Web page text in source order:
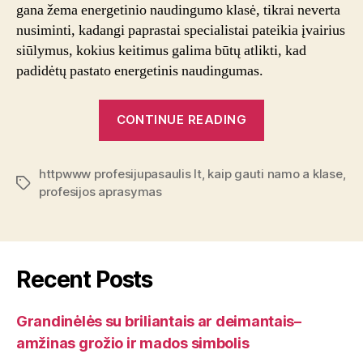
gana žema energetinio naudingumo klasė, tikrai neverta
nusiminti, kadangi paprastai specialistai pateikia įvairius
siūlymus, kokius keitimus galima būtų atlikti, kad
padidėtų pastato energetinis naudingumas.
CONTINUE READING
kur
ją
Tags
httpwww profesijupasaulis lt, kaip gauti namo a klase,
profesijos aprasymas
Recent Posts
Grandinėlės su briliantais ar deimantais–
amžinas grožio ir mados simbolis